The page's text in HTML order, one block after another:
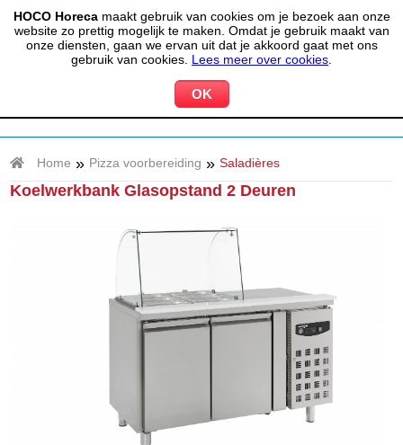
HOCO Horecamaakt gebruik van cookies om je bezoek aan onze
website zo prettig mogelijk te maken. Omdat je gebruik maakt van
onze diensten, gaan we ervan uit dat je akkoord gaat met ons
gebruik van cookies. Lees meer over cookies
(020) 497 6325 info@hocohoreca.nl
MIJN ACCOUNT 0 WINKELWAGEN
Home » Pizza voorbereiding » Saladières
Koelwerkbank Glasopstand 2 Deuren